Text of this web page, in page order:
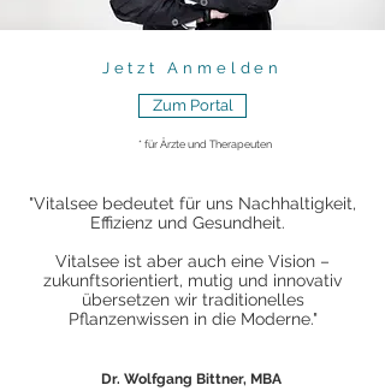
Jetzt Anmelden
Zum Portal
* für Ärzte und Therapeuten
"Vitalsee bedeutet für uns Nachhaltigkeit,
Effizienz und Gesundheit.
Vitalsee ist aber auch eine Vision –
zukunftsorientiert, mutig und innovativ
übersetzen wir traditionelles
Pflanzenwissen in die Moderne."
Dr. Wolfgang Bittner, MBA